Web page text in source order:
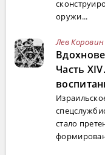
оружи...
Лев Коровин
Часть
стало